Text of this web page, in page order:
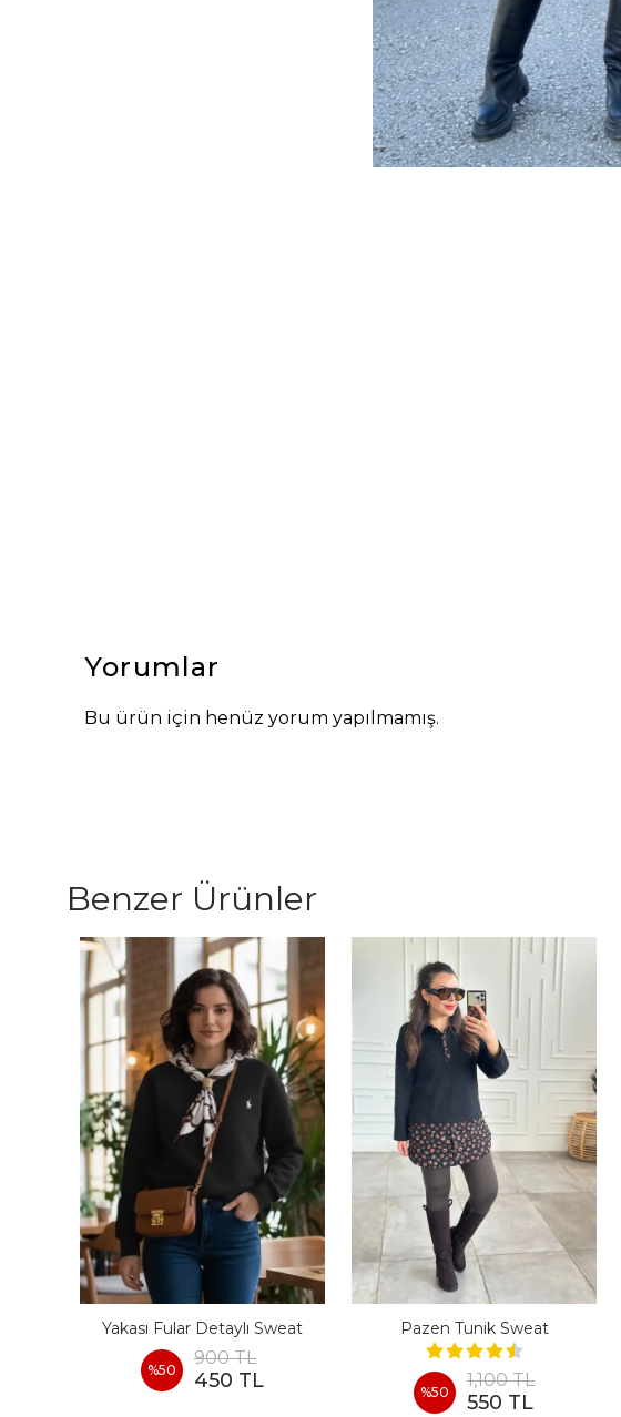
Yorumlar
Bu ürün için henüz yorum yapılmamış.
Benzer Ürünler
Yakası Fular Detaylı Sweat
%50
900 TL
450 TL
Pazen Tunik Sweat
%50
1,100 TL
550 TL